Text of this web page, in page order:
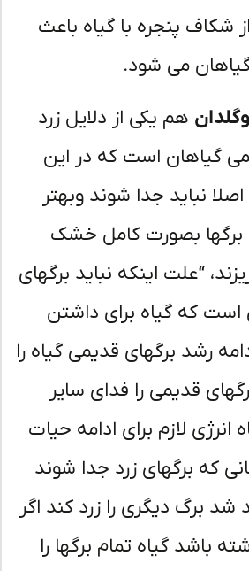
پنجره با گیاه باعث
می شود.
هم یکی از دلایل زرد
است که در این
نباید جدا شوند وبهتر
بصورت کامل خشک
اینکه نباید برگهای
که گیاه برای داشتن
رشد برگهای قدیمی گیاه را
قدیمی را فدای سایر
لازم برای ادامه حیات
برگهای زرد جدا شوند
دیگری را زرد کند اگر
گیاه تمام برگها را